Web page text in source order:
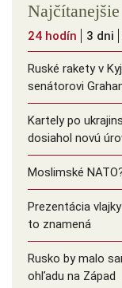
Najčítanejšie
24 hodín 3 dni
Ruské rakety v
senátorovi
Kartely po
dosiahol novú
Moslimské
Prezentácia
to znamená
Rusko by malo
ohľadu na Západ